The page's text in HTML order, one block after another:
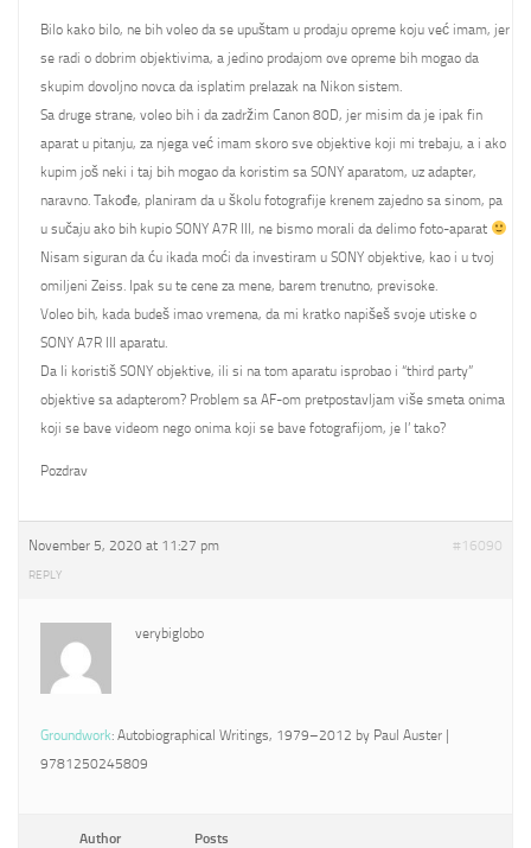
Bilo kako bilo, ne bih voleo da se upuštam u prodaju opreme koju već imam, jer
se radi o dobrim objektivima, a jedino prodajom ove opreme bih mogao da
skupim dovoljno novca da isplatim prelazak na Nikon sistem.
Sa druge strane, voleo bih i da zadržim Canon 80D, jer misim da je ipak fin
aparat u pitanju, za njega već imam skoro sve objektive koji mi trebaju, a i ako
kupim još neki i taj bih mogao da koristim sa SONY aparatom, uz adapter,
naravno. Takođe, planiram da u školu fotografije krenem zajedno sa sinom, pa
u sučaju ako bih kupio SONY A7R III, ne bismo morali da delimo foto-aparat
Nisam siguran da ću ikada moći da investiram u SONY objektive, kao i u tvoj
omiljeni Zeiss. Ipak su te cene za mene, barem trenutno, previsoke.
Voleo bih, kada budeš imao vremena, da mi kratko napišeš svoje utiske o
SONY A7R III aparatu.
Da li koristiš SONY objektive, ili si na tom aparatu isprobao i “third party”
objektive sa adapterom? Problem sa AF-om pretpostavljam više smeta onima
koji se bave videom nego onima koji se bave fotografijom, je l’ tako?
Pozdrav
November 5, 2020 at 11:27 pm #16090
REPLY
verybiglobo
Groundwork: Autobiographical Writings, 1979–2012 by Paul Auster |
9781250245809
Author Posts